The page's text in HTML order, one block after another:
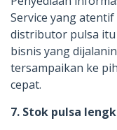
Service yang
distributor pulsa
bisnis yang
tersampaikan ke
cepat.
7. Stok pulsa